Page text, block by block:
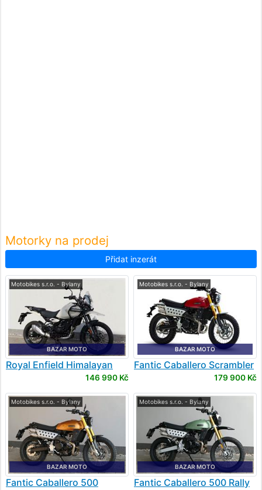
Motorky na prodej
Přidat inzerát
Motobikes s.r.o. - Bylany
BAZAR MOTO
Royal Enfield Himalayan
146 990 Kč
Motobikes s.r.o. - Bylany
BAZAR MOTO
Fantic Caballero Scrambler
179 900 Kč
Motobikes s.r.o. - Bylany
BAZAR MOTO
Fantic Caballero 500
Motobikes s.r.o. - Bylany
BAZAR MOTO
Fantic Caballero 500 Rally